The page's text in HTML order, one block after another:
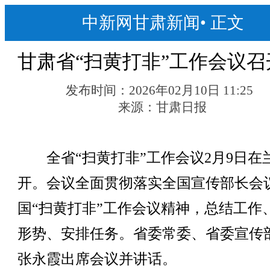
中新网甘肃新闻• 正文
甘肃省“扫黄打非”工作会议
发布时间： 2026年02月10日 11:25
来源：甘肃日报
全省“扫黄打非”工作会议2月9日在
开。会议全面贯彻落实全国宣传部长会
国“扫黄打非”工作会议精神，总结工作
形势、安排任务。省委常委、省委宣传
张永霞出席会议并讲话。